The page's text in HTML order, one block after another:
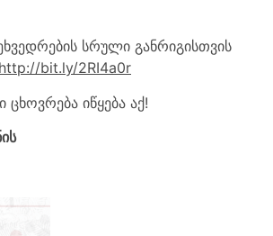
სრული განრიგისთვის
http://bit.ly/2RI4a0r
ცხოვრება იწყება აქ!